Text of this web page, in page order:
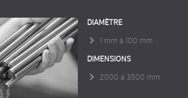
DIAMÈTRE
1 mm à 100 mm
DIMENSIONS
2000 à 3500 mm